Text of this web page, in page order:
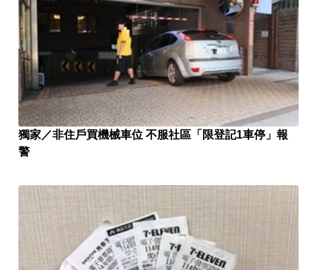
獨家／非住戶買機械車位 不服社區「限登記1車停」報
警